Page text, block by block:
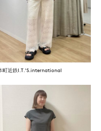
町近鉄I.T.'S.international